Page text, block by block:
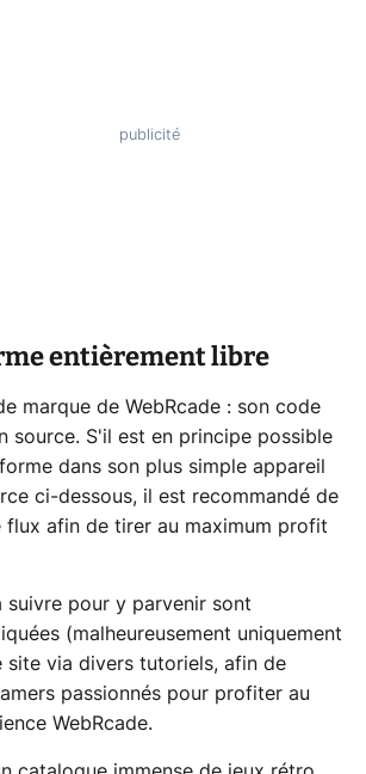
entièrement libre
marque de WebRcade : son code
source. S'il est en principe possible
dans son plus simple appareil
ci-dessous, il est recommandé de
flux afin de tirer au maximum profit
suivre pour y parvenir sont
(malheureusement uniquement
site via divers tutoriels, afin de
passionnés pour profiter au
WebRcade.